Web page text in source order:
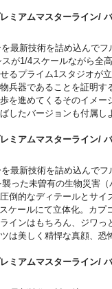
パイプなど荒廃した街並
とも言えるロケットラン
事でより恐怖感をもたら
をお願いいたします～
ますため、大幅に遅れや
うち「\30,000」を内金
ていただきます）。
後に支払いいただきます。
約後に別途内金のご案
送指示をお願いします。
ャンセルは一切受付でき
ミアムマスターライン/
最新技術を詰め込んで
が1/4スケールながら全
るプライム1スタジオが
兵器であることを証明す
を進めてくるそのイメー
したバージョンも付属し
パイプなど荒廃した街並
ューをぜひコレクション
をお願いいたします～
ますため、大幅に遅れや
のうち「\30,000」を内金
ていただきます）。
後に支払いいただきます。
予約後に別途内金のご案
指示をお願いします。
ャンセルは一切受付できま
ミアムマスターライン/
最新技術を詰め込んで
った未曽有の生物災害
倒的なディテールとサイ
ケールにて立体化。カプ
インはもちろん、ジワ
は美しく精悍な真顔、恐
頭に照らし出された荒廃
に迫まります。そしてな
ミアムマスターライン/